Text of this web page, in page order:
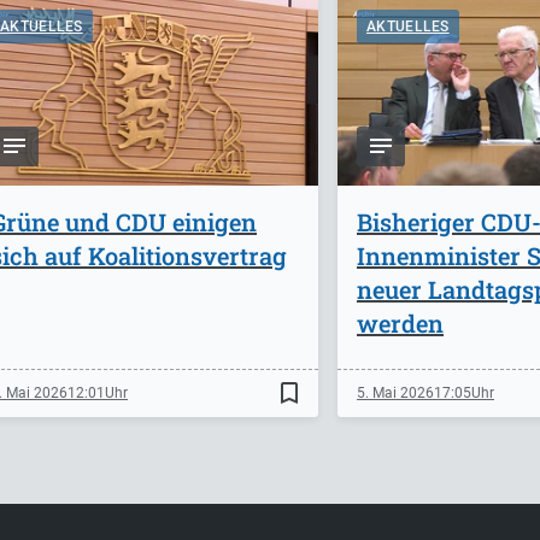
AKTUELLES
und CDU einigen
auf Koalitionsvertrag
Mai 202612:01 bookmark_border
AKTUELLES
Bisheriger CDU-
Innenminister
neuer
werden
5. Mai 202617:05